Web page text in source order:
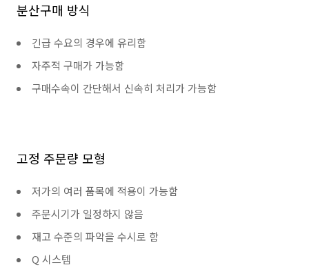
분산구매 방식
긴급 수요의 경우에 유리함
자주적 구매가 가능함
구매수속이 간단해서 신속히 처리가 가능함
고정 주문량 모형
저가의 여러 품목에 적용이 가능함
주문시기가 일정하지 않음
재고 수준의 파악을 수시로 함
Q 시스템